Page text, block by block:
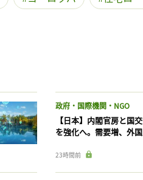
政府・国際機関・NGO
【日本】内閣官房と国
を強化へ。需要増、外
23時間前